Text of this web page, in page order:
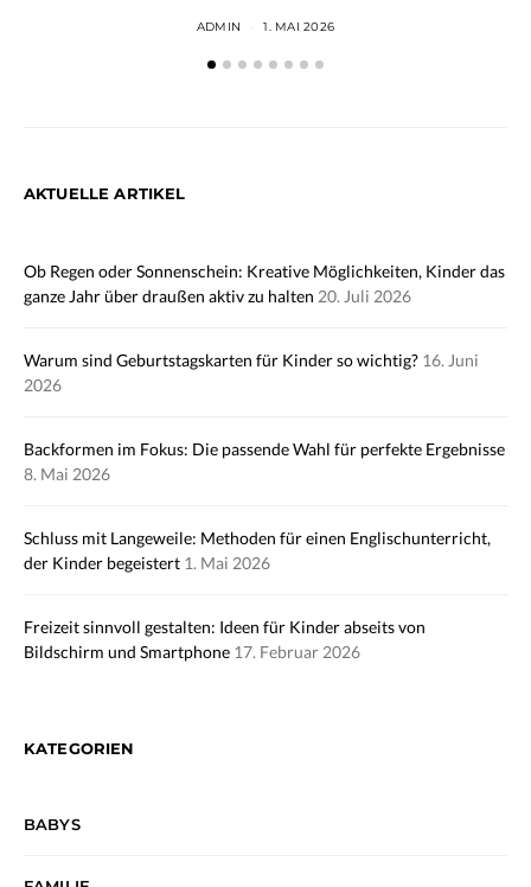
ADMIN 1. MAI 2026
AKTUELLE ARTIKEL
Ob Regen oder Sonnenschein: Kreative Möglichkeiten, Kinder das
ganze Jahr über draußen aktiv zu halten 20. Juli 2026
Warum sind Geburtstagskarten für Kinder so wichtig? 16. Juni
2026
Backformen im Fokus: Die passende Wahl für perfekte Ergebnisse
8. Mai 2026
Schluss mit Langeweile: Methoden für einen Englischunterricht,
der Kinder begeistert 1. Mai 2026
Freizeit sinnvoll gestalten: Ideen für Kinder abseits von
Bildschirm und Smartphone 17. Februar 2026
KATEGORIEN
BABYS